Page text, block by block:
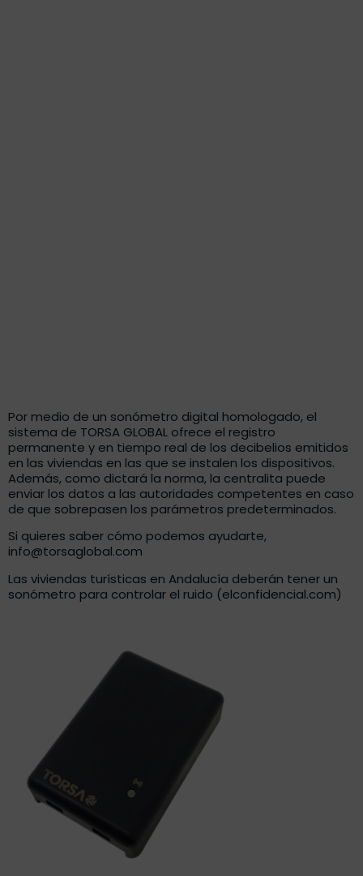
Por medio de un sonómetro digital homologado, el
sistema de TORSA GLOBAL ofrece el registro
permanente y en tiempo real de los decibelios emitidos
en las viviendas en las que se instalen los dispositivos.
Además, como dictará la norma, la centralita puede
enviar los datos a las autoridades competentes en caso
de que sobrepasen los parámetros predeterminados.
Si quieres saber cómo podemos ayudarte,
info@torsaglobal.com
Las viviendas turísticas en Andalucía deberán tener un
sonómetro para controlar el ruido (elconfidencial.com)